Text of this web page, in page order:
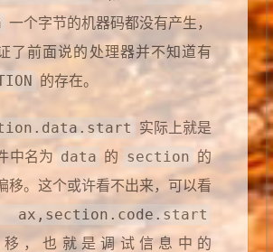
一个字节的机器码都没有产生，
了前面说的处理器并不知道有
的存在。
实际上就是
中名为
data 的 section
的
移。这个或许看不出来，可以看
ax,section.code.start
移，也就是调试信息中的